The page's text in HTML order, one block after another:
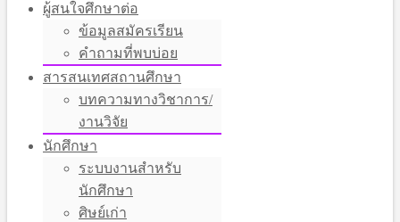
ผู้สนใจศึกษาต่อ
ข้อมูลสมัครเรียน
คำถามที่พบบ่อย
สารสนเทศสถานศึกษา
บทความทางวิชาการ/
งานวิจัย
นักศึกษา
ระบบงานสำหรับ
นักศึกษา
ศิษย์เก่า